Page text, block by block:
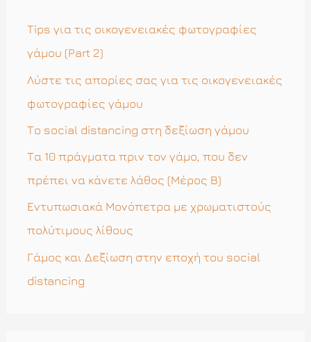
η
σ
η
γ
Tips για τις οικογενειακές φωτογραφίες
γάμου (Part 2)
Λύστε τις απορίες σας για τις οικογενειακές
φωτογραφίες γάμου
Το social distancing στη δεξίωση γάμου
Τα 10 πράγματα πριν τον γάμο, που δεν
πρέπει να κάνετε λάθος (Μέρος Β)
Εντυπωσιακά Μονόπετρα με χρωματιστούς
πολύτιμους λίθους
Γάμος και Δεξίωση στην εποχή του social
distancing